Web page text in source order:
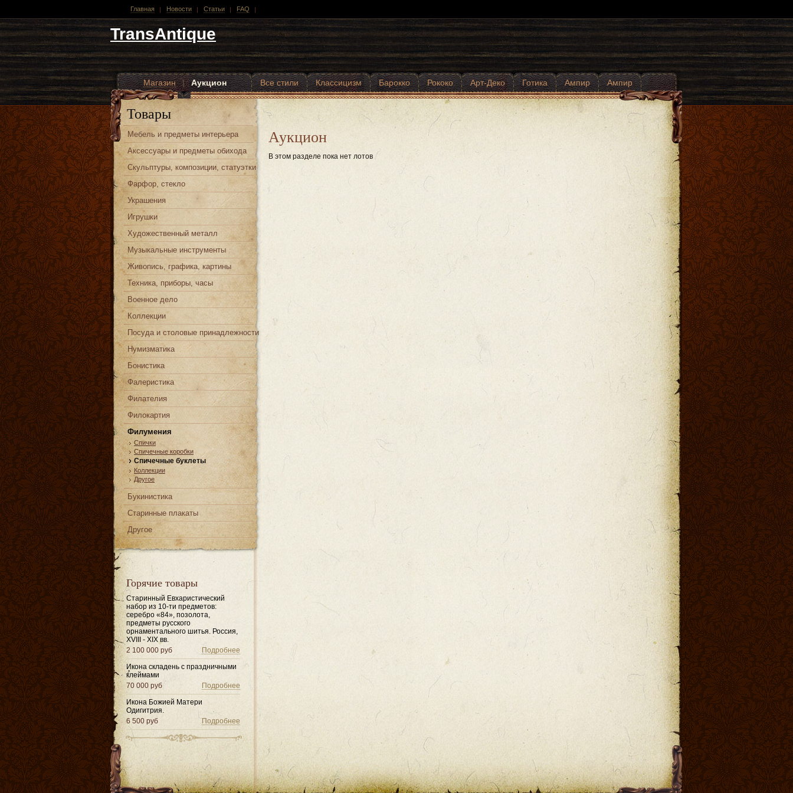
Главная Новости Статьи FAQ
TransAntique
Магазин | Аукцион Все стили Классицизм Барокко Рококо Арт-Деко Готика Ампир
Ампир
Другие стили
Товары
Мебель и предметы интерьера
Аксессуары и предметы обихода
Скульптуры, композиции, статуэтки
Фарфор, стекло
Украшения
Игрушки
Художественный металл
Музыкальные инструменты
Живопись, графика, картины
Техника, приборы, часы
Военное дело
Коллекции
Посуда и столовые принадлежности
Нумизматика
Бонистика
Фалеристика
Филателия
Филокартия
Филумения
Спички
Спичечные коробки
Спичечные буклеты
Коллекции
Другое
Букинистика
Старинные плакаты
Другое
Горячие товары
Старинный Евхаристический
набор из 10-ти предметов:
серебро «84», позолота,
предметы русского
орнаментального шитья. Россия,
XVIII - XIX вв.
Подробнее
2 100 000 руб
Икона складень с праздничными
клеймами
Подробнее
70 000 руб
Икона Божией Матери
Одигитрия.
Подробнее
6 500 руб
Аукцион
В этом разделе пока нет лотов